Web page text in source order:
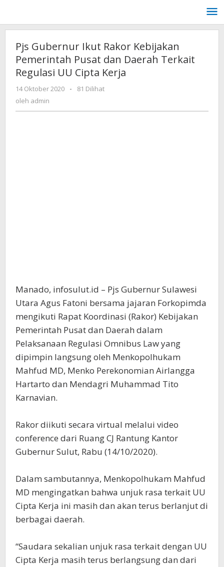
konten
Pjs Gubernur Ikut Rakor Kebijakan
Pemerintah Pusat dan Daerah Terkait
Regulasi UU Cipta Kerja
14 Oktober 2020
oleh
-
81 Dilihat
oleh admin
Manado, infosulut.id – Pjs Gubernur Sulawesi
Utara Agus Fatoni bersama jajaran Forkopimda
mengikuti Rapat Koordinasi (Rakor) Kebijakan
Pemerintah Pusat dan Daerah dalam
Pelaksanaan Regulasi Omnibus Law yang
dipimpin langsung oleh Menkopolhukam
Mahfud MD, Menko Perekonomian Airlangga
Hartarto dan Mendagri Muhammad Tito
Karnavian.
Rakor diikuti secara virtual melalui video
conference dari Ruang CJ Rantung Kantor
Gubernur Sulut, Rabu (14/10/2020).
Dalam sambutannya, Menkopolhukam Mahfud
MD mengingatkan bahwa unjuk rasa terkait UU
Cipta Kerja ini masih dan akan terus berlanjut di
berbagai daerah.
“Saudara sekalian unjuk rasa terkait dengan UU
Cipta Kerja masih terus berlangsung dan dari